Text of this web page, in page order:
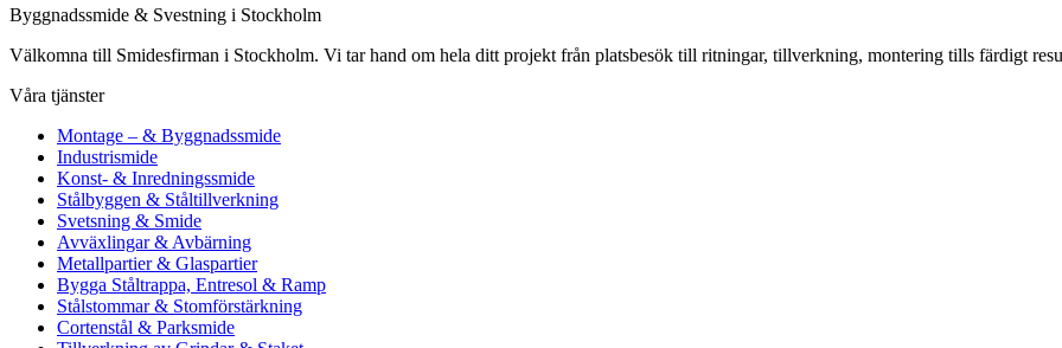
Byggnadssmide & Svestning i Stockholm
Välkomna till Smidesfirman i Stockholm. Vi tar hand om hela ditt projekt från platsbesök till ritningar, tillverkning, montering tills färdigt
Våra tjänster
Montage – & Byggnadssmide
Industrismide
Konst- & Inredningssmide
Stålbyggen & Ståltillverkning
Svetsning & Smide
Avväxlingar & Avbärning
Metallpartier & Glaspartier
Bygga Ståltrappa, Entresol & Ramp
Stålstommar & Stomförstärkning
Cortenstål & Parksmide